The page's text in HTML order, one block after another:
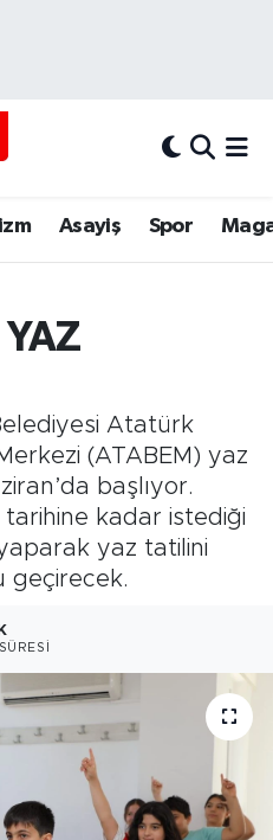
Asayiş Spor
Atatürk
(ATABEM) yaz
başlıyor.
kadar istediği
yaz tatilini
geçirecek.